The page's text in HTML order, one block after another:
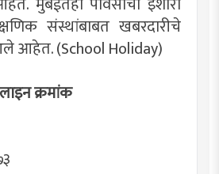
संस्थांबाबत खबरदारीचे
आहेत. (School Holiday)
क्रमांक